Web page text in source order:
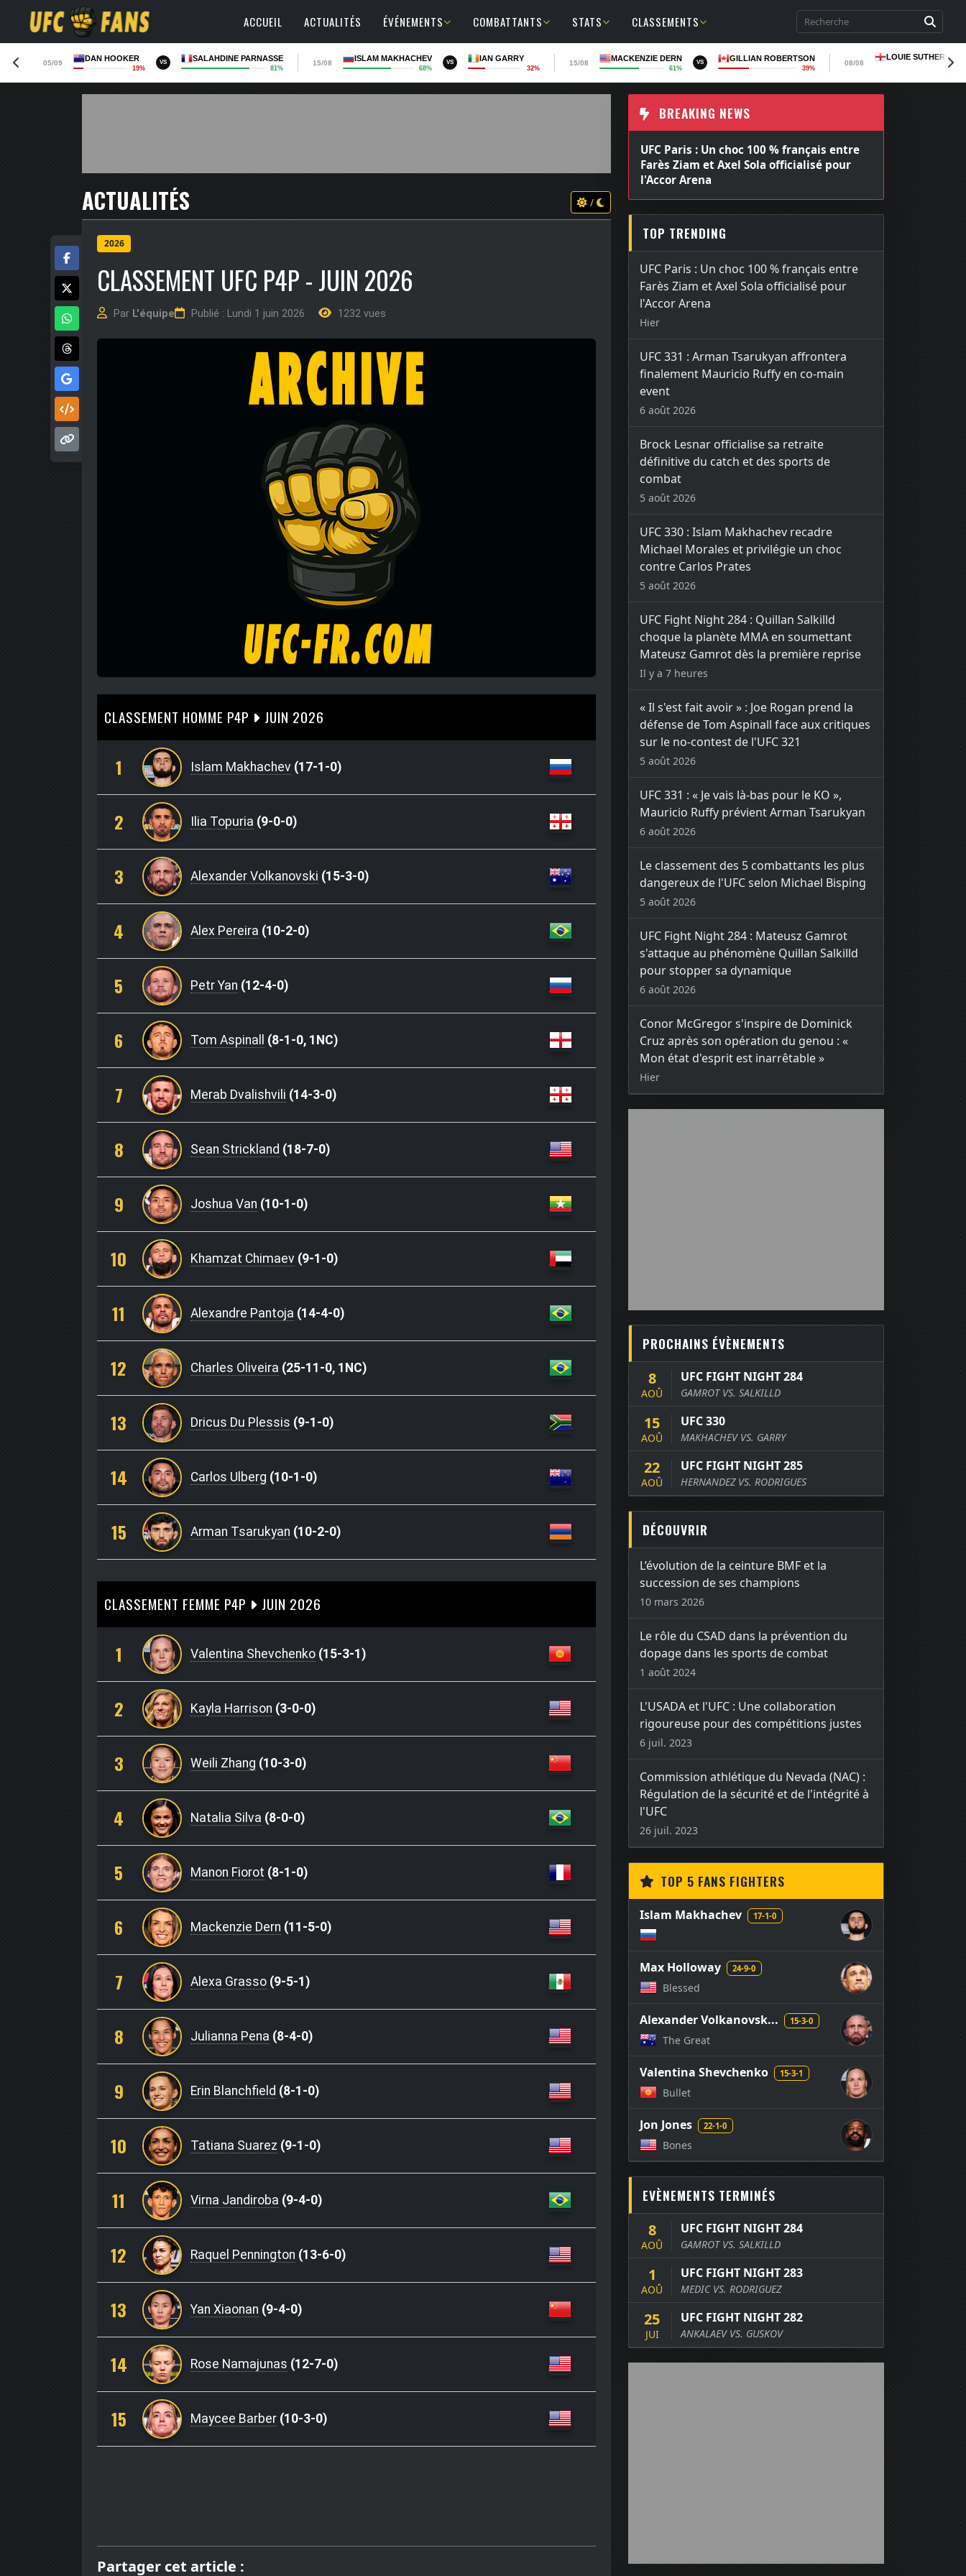
ACCUEIL ACTUALITÉS ÉVÉNEMENTS COMBATTANTS STATS CLASSEMENTS
05/09
DAN HOOKER
19%
VS SALAHDINE PARNASSE
81%
15/08
ISLAM MAKHACHEV
68%
VS IAN GARRY
32%
15/08
MACKENZIE DERN
61%
VS GILLIAN ROBERTSON
39%
08/08
LOUIE
LOSS
ACTUALITÉS /
2026
CLASSEMENT UFC P4P - JUIN 2026
Par L'équipe Publié : Lundi 1 juin 2026 1232 vues
CLASSEMENT HOMME P4P JUIN 2026
1 Islam Makhachev (17-1-0)
2 Ilia Topuria (9-0-0)
3 Alexander Volkanovski (15-3-0)
4 Alex Pereira (10-2-0)
5 Petr Yan (12-4-0)
6 Tom Aspinall (8-1-0, 1NC)
7 Merab Dvalishvili (14-3-0)
8 Sean Strickland (18-7-0)
9 Joshua Van (10-1-0)
10 Khamzat Chimaev (9-1-0)
11 Alexandre Pantoja (14-4-0)
12 Charles Oliveira (25-11-0, 1NC)
13 Dricus Du Plessis (9-1-0)
14 Carlos Ulberg (10-1-0)
15 Arman Tsarukyan (10-2-0)
CLASSEMENT FEMME P4P JUIN 2026
1 Valentina Shevchenko (15-3-1)
2 Kayla Harrison (3-0-0)
3 Weili Zhang (10-3-0)
4 Natalia Silva (8-0-0)
5 Manon Fiorot (8-1-0)
6 Mackenzie Dern (11-5-0)
7 Alexa Grasso (9-5-1)
8 Julianna Pena (8-4-0)
9 Erin Blanchfield (8-1-0)
10 Tatiana Suarez (9-1-0)
11 Virna Jandiroba (9-4-0)
12 Raquel Pennington (13-6-0)
13 Yan Xiaonan (9-4-0)
14 Rose Namajunas (12-7-0)
15 Maycee Barber (10-3-0)
Partager cet article :
BREAKING NEWS
UFC Paris : Un choc 100 % français entre
Farès Ziam et Axel Sola officialisé pour
l'Accor Arena
TOP TRENDING
UFC Paris : Un choc 100 % français entre
Farès Ziam et Axel Sola officialisé pour
l'Accor Arena
Hier
UFC 331 : Arman Tsarukyan affrontera
finalement Mauricio Ruffy en co-main
event
6 août 2026
Brock Lesnar officialise sa retraite
définitive du catch et des sports de
combat
5 août 2026
UFC 330 : Islam Makhachev recadre
Michael Morales et privilégie un choc
contre Carlos Prates
5 août 2026
UFC Fight Night 284 : Quillan Salkilld
choque la planète MMA en soumettant
Mateusz Gamrot dès la première reprise
Il y a 7 heures
« Il s'est fait avoir » : Joe Rogan prend la
défense de Tom Aspinall face aux critiques
sur le no-contest de l'UFC 321
5 août 2026
UFC 331 : « Je vais là-bas pour le KO »,
Mauricio Ruffy prévient Arman Tsarukyan
6 août 2026
Le classement des 5 combattants les plus
dangereux de l'UFC selon Michael Bisping
5 août 2026
UFC Fight Night 284 : Mateusz Gamrot
s'attaque au phénomène Quillan Salkilld
pour stopper sa dynamique
6 août 2026
Conor McGregor s'inspire de Dominick
Cruz après son opération du genou : «
Mon état d'esprit est inarrêtable »
Hier
PROCHAINS ÉVÈNEMENTS
8
AOÛ
UFC FIGHT NIGHT 284
GAMROT VS. SALKILLD
15
AOÛ
UFC 330
MAKHACHEV VS. GARRY
22
AOÛ
UFC FIGHT NIGHT 285
HERNANDEZ VS. RODRIGUES
DÉCOUVRIR
L’évolution de la ceinture BMF et la
succession de ses champions
10 mars 2026
Le rôle du CSAD dans la prévention du
dopage dans les sports de combat
1 août 2024
L'USADA et l'UFC : Une collaboration
rigoureuse pour des compétitions justes
6 juil. 2023
Commission athlétique du Nevada (NAC) :
Régulation de la sécurité et de l'intégrité à
l'UFC
26 juil. 2023
TOP 5 FANS FIGHTERS
Islam Makhachev 17-1-0
Max Holloway 24-9-0
Blessed
Alexander Volkanovsk... 15-3-0
The Great
Valentina Shevchenko 15-3-1
Bullet
Jon Jones 22-1-0
Bones
EVÈNEMENTS TERMINÉS
8
AOÛ
UFC FIGHT NIGHT 284
GAMROT VS. SALKILLD
1
AOÛ
UFC FIGHT NIGHT 283
MEDIC VS. RODRIGUEZ
25
JUI
UFC FIGHT NIGHT 282
ANKALAEV VS. GUSKOV